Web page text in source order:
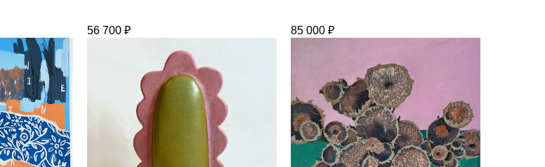
56 700 ₽ 85 000 ₽